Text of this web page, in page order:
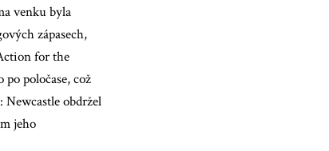
venku byla
zápasech,
for the
poločase, což
obdržel
jeho